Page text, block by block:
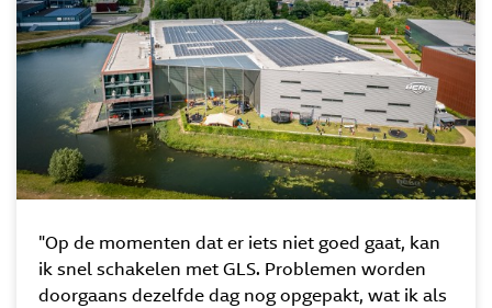
"Op de momenten dat er iets niet goed gaat, kan
ik snel schakelen met GLS. Problemen worden
doorgaans dezelfde dag nog opgepakt, wat ik als